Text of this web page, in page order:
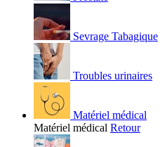
Sevrage Tabagique
Troubles urinaires
Matériel médical
Matériel médical Retour